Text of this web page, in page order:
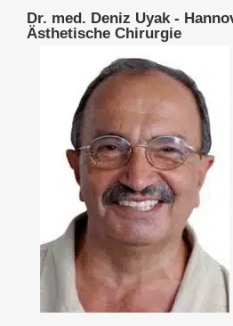
Dr. med. Deniz Uyak -
Ästhetische Chirurgie